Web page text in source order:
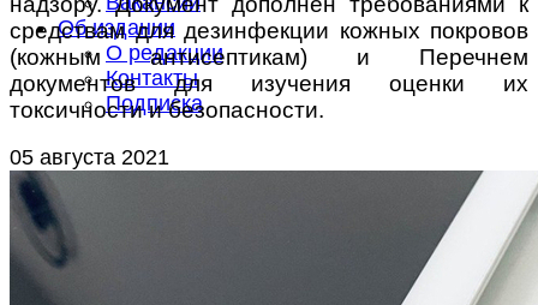
Об издании
О редакции
Контакты
Подписка
средствам для дезинфекции кожных покровов
(кожным антисептикам) и Перечнем
документов для изучения оценки их
токсичности и безопасности.
05 августа 2021